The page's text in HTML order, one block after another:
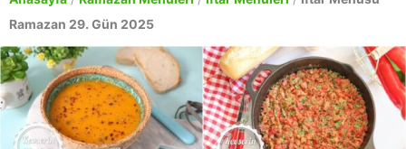
Ramazan 29. Gün 2025